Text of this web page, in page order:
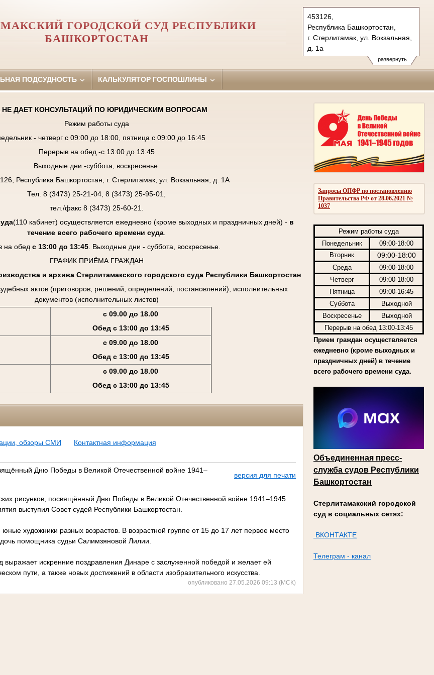
развернуть
453126,
Республика Башкортостан,
г. Стерлитамак, ул. Вокзальная,
д. 1а
Тел.: (3473) 25-21-04, 25-60-21
sterlitamaksky.bkr@sudrf.ru
ГОРОДСКОЙ СУД РЕСПУБЛИКИ
БАШКОРТОСТАН
ПОДСУДНОСТЬ КАЛЬКУЛЯТОР ГОСПОШЛИНЫ
Запросы ОПФР по постановлению
Правительства РФ от 28.06.2021 №
1037
Режим работы суда
Понедельник
09:00-18:00
Вторник
09:00-18:00
Среда
09:00-18:00
Четверг
09:00-18:00
Пятница
09:00-16:45
Суббота
Выходной
Воскресенье
Выходной
Перерыв на обед 13:00-13:45
Прием граждан осуществляется
ежедневно (кроме выходных и
праздничных дней) в течение
всего рабочего времени суда.
Объединенная пресс-
служба судов Республики
Башкортостан
Стерлитамакский городской
суд в социальных сетях:
ВКОНТАКТЕ
Телеграм - канал
НЕ ДАЕТ КОНСУЛЬТАЦИЙ ПО ЮРИДИЧЕСКИМ ВОПРОСАМ
Режим работы суда
- четверг с 09:00 до 18:00, пятница с 09:00 до 16:45
Перерыв на обед -с 13:00 до 13:45
Выходные дни -суббота, воскресенье.
Республика Башкортостан, г. Стерлитамак, ул. Вокзальная, д. 1А
Тел. 8 (3473) 25-21-04, 8 (3473) 25-95-01,
тел./факс 8 (3473) 25-60-21.
(110 кабинет) осуществляется ежедневно (кроме выходных и праздничных дней) - в
течение всего рабочего времени суда.
на обед с 13:00 до 13:45. Выходные дни - суббота, воскресенье.
ГРАФИК ПРИЁМА ГРАЖДАН
и архива Стерлитамакского городского суда Республики Башкортостан
актов (приговоров, решений, определений, постановлений), исполнительных
документов (исполнительных листов)
с 09.00 до 18.00
Обед с 13:00 до 13:45
с 09.00 до 18.00
Обед с 13:00 до 13:45
с 09.00 до 18.00
Обед с 13:00 до 13:45
обзоры СМИ
Контактная информация
Дню Победы в Великой Отечественной войне 1941–
версия для печати
рисунков, посвящённый Дню Победы в Великой Отечественной войне 1941–1945
выступил Совет судей Республики Башкортостан.
юные художники разных возрастов. В возрастной группе от 15 до 17 лет первое место
помощника судьи Салимзяновой Лилии.
выражает искренние поздравления Динаре с заслуженной победой и желает ей
пути, а также новых достижений в области изобразительного искусства.
опубликовано 27.05.2026 09:13 (МСК)